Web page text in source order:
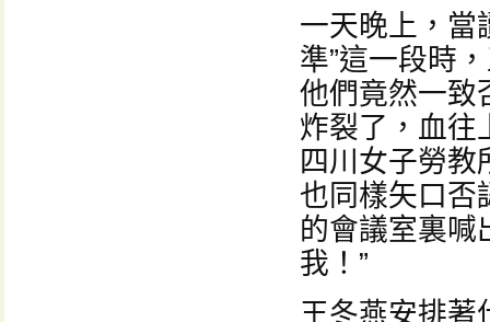
一天晚上，當
準”這一段時
他們竟然一致
炸裂了，血往
四川女子勞教
也同樣矢口否
的會議室裏喊
我！”
王冬燕安排著